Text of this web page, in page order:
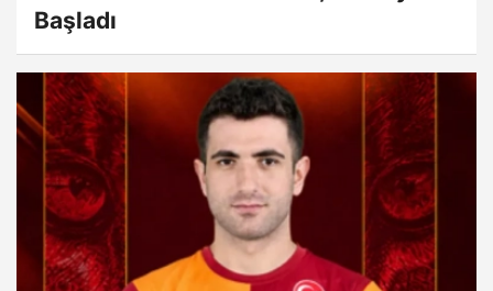
Başladı